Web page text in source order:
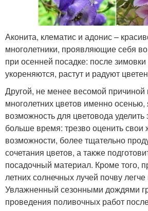
Аконита, клематис и адонис –
многолетники, проявляющие себя
при осенней посадке: после
укореняются, растут и радуют
Другой, не менее весомой причиной
многолетних цветов именно осенью,
возможность для цветовода уделить
больше время: трезво оценить свои
возможности, более тщательно
сочетания цветов, а также
посадочный материал. Кроме того,
летних солнечных лучей почву
Увлажненный сезонными дождями
проведения поливочных работ